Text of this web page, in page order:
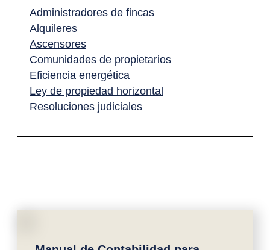
Administradores de fincas
Alquileres
Ascensores
Comunidades de propietarios
Eficiencia energética
Ley de propiedad horizontal
Resoluciones judiciales